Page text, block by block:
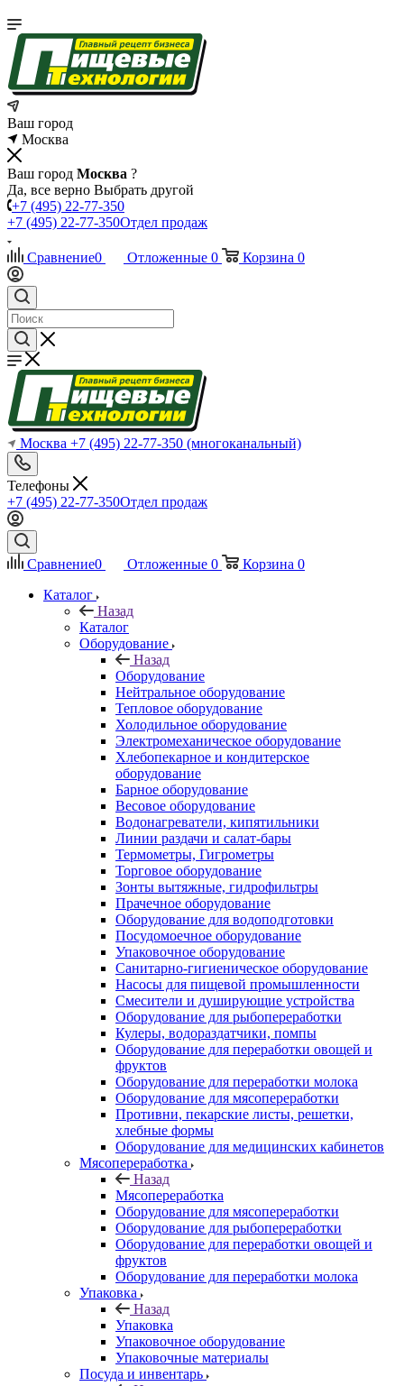
Ваш город
Москва
Ваш город Москва ?
Да, все верно Выбрать другой
+7 (495) 22-77-350
+7 (495) 22-77-350Отдел продаж
Сравнение0 Отложенные 0 Корзина 0
Москва +7 (495) 22-77-350 (многоканальный)
Телефоны
+7 (495) 22-77-350Отдел продаж
Сравнение0 Отложенные 0 Корзина 0
Каталог
Назад
Каталог
Оборудование
Назад
Оборудование
Нейтральное оборудование
Тепловое оборудование
Холодильное оборудование
Электромеханическое оборудование
Хлебопекарное и кондитерское
оборудование
Барное оборудование
Весовое оборудование
Водонагреватели, кипятильники
Линии раздачи и салат-бары
Термометры, Гигрометры
Торговое оборудование
Зонты вытяжные, гидрофильтры
Прачечное оборудование
Оборудование для водоподготовки
Посудомоечное оборудование
Упаковочное оборудование
Санитарно-гигиеническое оборудование
Насосы для пищевой промышленности
Смесители и душирующие устройства
Оборудование для рыбопереработки
Кулеры, водораздатчики, помпы
Оборудование для переработки овощей и
фруктов
Оборудование для переработки молока
Оборудование для мясопереработки
Противни, пекарские листы, решетки,
хлебные формы
Оборудование для медицинских кабинетов
Мясопереработка
Назад
Мясопереработка
Оборудование для мясопереработки
Оборудование для рыбопереработки
Оборудование для переработки овощей и
фруктов
Оборудование для переработки молока
Упаковка
Назад
Упаковка
Упаковочное оборудование
Упаковочные материалы
Посуда и инвентарь